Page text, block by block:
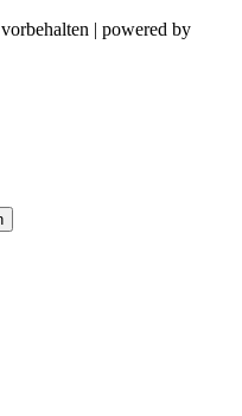
| powered by